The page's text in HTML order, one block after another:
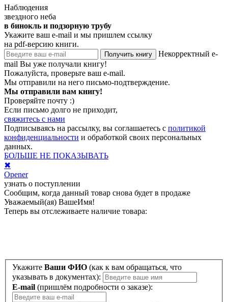
Наблюдения
звездного неба
в бинокль и подзорную трубу
Укажите ваш e-mail и мы пришлем ссылку
на pdf-версию книги.
Получить книгу
Некорректный e-
mail Вы уже получали книгу!
Пожалуйста, проверьте ваш e-mail.
Мы отправили на него письмо-подтверждение.
Мы отправили вам книгу!
Проверяйте почту :)
Если письмо долго не приходит,
свяжитесь с нами
Подписываясь на рассылку, вы соглашаетесь с политикой
конфиденциальности и обработкой своих персональных
данных.
БОЛЬШЕ НЕ ПОКАЗЫВАТЬ
✖
Opener
узнать о поступлении
Сообщим, когда данный товар снова будет в продаже
Уважаемый(ая) ВашеИмя!
Теперь вы отслеживаете наличие товара:
Укажите Ваши ФИО
указывать в документах):
E-mail (пришлём подробности о заказе):